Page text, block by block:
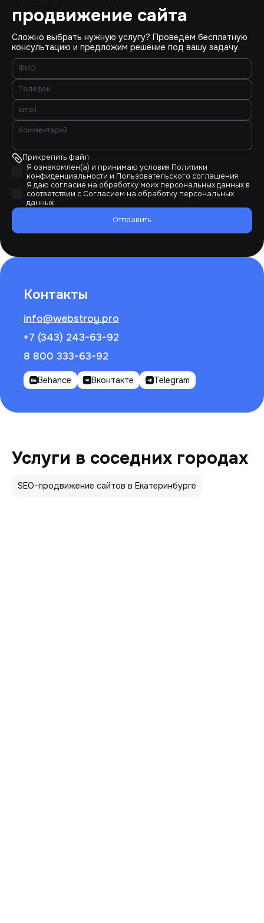
продвижение сайта
Сложно выбрать нужную услугу? Проведём бесплатную
консультацию и предложим решение под вашу задачу.
Прикрепить файл
Я ознакомлен(а) и принимаю условия Политики
конфиденциальности и Пользовательского соглашения
Я даю согласие на обработку моих персональных данных в
соответствии с Согласием на обработку персональных
данных
Отправить
Контакты
info@webstroy.pro
+7 (343) 243-63-92
8 800 333-63-92
Behance Вконтакте Telegram
Услуги в соседних городах
SEO-продвижение сайтов в Екатеринбурге